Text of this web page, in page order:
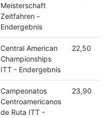
Meisterschaft
Zeitfahren -
Endergebnis
Central American
Championships
ITT - Endergebnis
22,50
Campeonatos
Centroamericanos
de Ruta ITT -
23,90